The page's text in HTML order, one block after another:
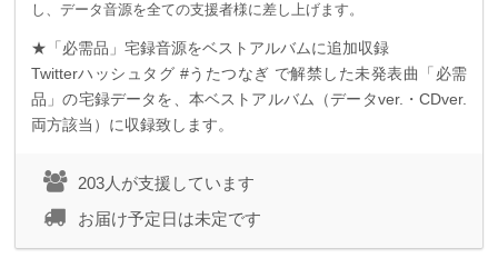
し、データ音源を全ての支援者様に差し上げます。
★「必需品」宅録音源をベストアルバムに追加収録
Twitterハッシュタグ #うたつなぎ で解禁した未発表曲「必需
品」の宅録データを、本ベストアルバム（データver. ・CDver.
両方該当）に収録致します。
203人が支援しています
お届け予定日は未定です